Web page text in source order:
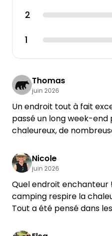
2
1
Thomas
juin 2026
Un endroit tout à fait
passé un long week-
chaleureux, de
ce très beau domaine.
plaisir.
Nicole
juin 2026
Quel endroit enchanteur
camping respire la
Tout a été pensé dans
beaucoup apprécié le